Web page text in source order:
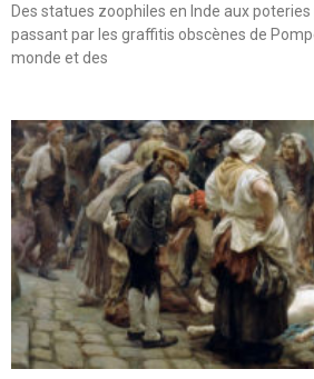
Des statues zoophiles en Inde aux
passant par les graffitis obscènes de
monde et des